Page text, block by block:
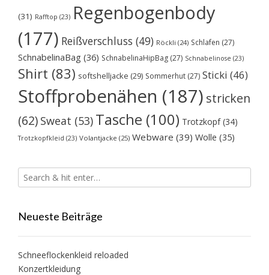
(31) Rafftop (23) Regenbogenbody
(177) Reißverschluss (49) Röckli (24) Schlafen (27)
SchnabelinaBag (36) SchnabelinaHipBag (27) Schnabelinose (23)
Shirt (83) softshelljacke (29) Sommerhut (27) Sticki (46)
Stoffprobenähen (187) stricken
(62) Sweat (53) Tasche (100) Trotzkopf(34)
Trotzkopfkleid (23) Volantjacke (25) Webware (39) Wolle (35)
Neueste Beiträge
Schneeflockenkleid reloaded
Konzertkleidung